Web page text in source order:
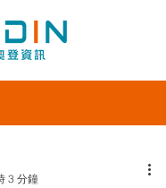
3 分鐘